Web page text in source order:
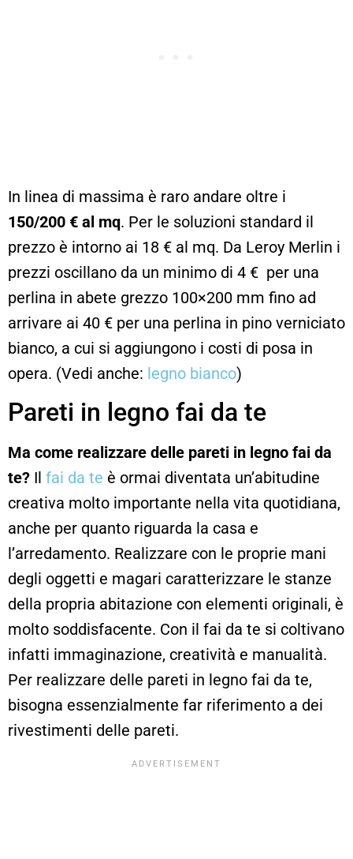
In linea di massima è raro andare oltre i
150/200 € al mq. Per le soluzioni standard il
prezzo è intorno ai 18 € al mq. Da Leroy Merlin i
prezzi oscillano da un minimo di 4 € per una
perlina in abete grezzo 100×200 mm fino ad
arrivare ai 40 € per una perlina in pino verniciato
bianco, a cui si aggiungono i costi di posa in
opera. (Vedi anche: legno bianco)
Pareti in legno fai da te
Ma come realizzare delle pareti in legno fai da
te? Il fai da te è ormai diventata un’abitudine
creativa molto importante nella vita quotidiana,
anche per quanto riguarda la casa e
l’arredamento. Realizzare con le proprie mani
degli oggetti e magari caratterizzare le stanze
della propria abitazione con elementi originali, è
molto soddisfacente. Con il fai da te si coltivano
infatti immaginazione, creatività e manualità.
Per realizzare delle pareti in legno fai da te,
bisogna essenzialmente far riferimento a dei
rivestimenti delle pareti.